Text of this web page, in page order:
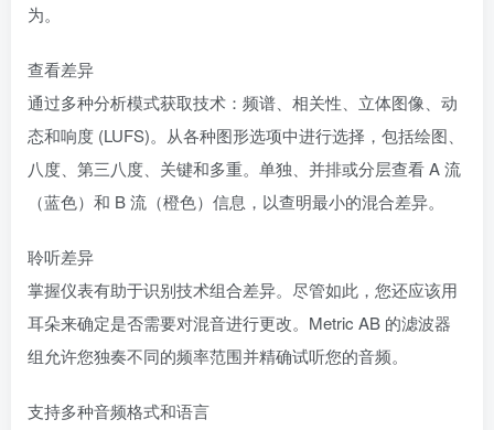
为。
查看差异
通过多种分析模式获取技术：频谱、相关性、立体图像、动
态和响度 (LUFS)。从各种图形选项中进行选择，包括绘图、
八度、第三八度、关键和多重。单独、并排或分层查看 A 流
（蓝色）和 B 流（橙色）信息，以查明最小的混合差异。
聆听差异
掌握仪表有助于识别技术组合差异。尽管如此，您还应该用
耳朵来确定是否需要对混音进行更改。Metric AB 的滤波器
组允许您独奏不同的频率范围并精确试听您的音频。
支持多种音频格式和语言